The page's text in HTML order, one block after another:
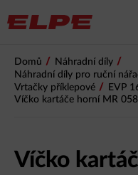
Domů / Náhradní díly /
Náhradní díly pro ruční
Vrtačky příklepové / EVP
Víčko kartáče horní MR
Víčko